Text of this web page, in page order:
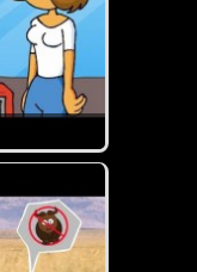
;-)